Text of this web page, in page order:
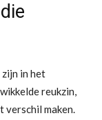
zijn in het
reukzin,
verschil maken.